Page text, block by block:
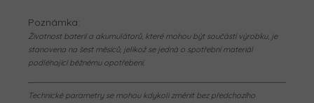
Poznámka:
Životnost baterií a akumulátorů, které mohou být součástí výrobku, je
stanovena na šest měsíců, jelikož se jedná o spotřební materiál
podléhající běžnému opotřebení.
Technické parametry se mohou kdykoli změnit bez předchozího